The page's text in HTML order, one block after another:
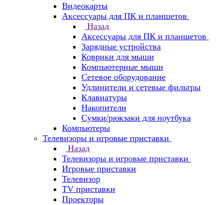
Видеокарты
Аксессуары для ПК и планшетов
Назад
Аксессуары для ПК и планшетов
Зарядные устройства
Коврики для мыши
Компьютерные мыши
Сетевое оборудование
Удлинители и сетевые фильтры
Клавиатуры
Накопители
Сумки/рюкзаки для ноутбука
Компьютеры
Телевизоры и игровые приставки
Назад
Телевизоры и игровые приставки
Игровые приставки
Телевизор
TV приставки
Проекторы